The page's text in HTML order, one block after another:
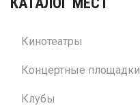
Кинотеатры
Концертные площадки
Клубы